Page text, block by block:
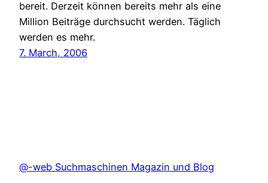
bereit. Derzeit können bereits mehr als eine
Million Beiträge durchsucht werden. Täglich
werden es mehr.
7. March, 2006
@-web Suchmaschinen Magazin und Blog